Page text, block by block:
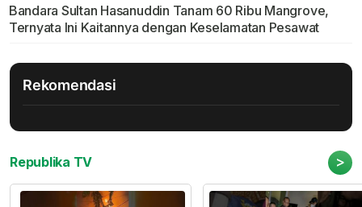
Bandara Sultan Hasanuddin Tanam 60 Ribu Mangrove,
Ternyata Ini Kaitannya dengan Keselamatan Pesawat
Rekomendasi
Republika TV >